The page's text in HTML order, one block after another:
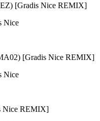
[Gradis Nice REMIX]
Nice
[Gradis Nice REMIX]
Nice
Nice REMIX]